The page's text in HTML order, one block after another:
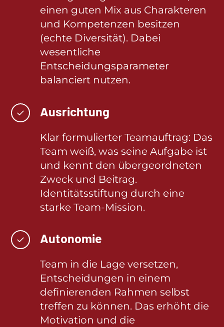
einen guten Mix aus Charakteren
und Kompetenzen besitzen
(echte Diversität). Dabei
wesentliche
Entscheidungsparameter
balanciert nutzen.
✓ Ausrichtung
Klar formulierter Teamauftrag: Das
Team weiß, was seine Aufgabe ist
und kennt den übergeordneten
Zweck und Beitrag.
Identitätsstiftung durch eine
starke Team-Mission.
✓ Autonomie
Team in die Lage versetzen,
Entscheidungen in einem
definierenden Rahmen selbst
treffen zu können. Das erhöht die
Motivation und die